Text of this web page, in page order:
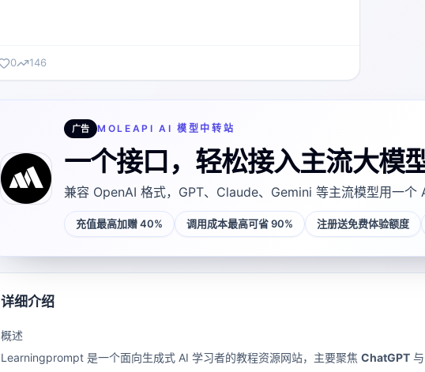
0 146
广告 MOLEAPI AI 模型中转站
一个接口，轻松接入主流大模型
兼容 OpenAI 格式，GPT、Claude、Gemini 等主流模型用一个
充值最高加赠 40% 调用成本最高可省 90% 注册送免费体验额度
详细介绍
概述
Learningprompt 是一个面向生成式 AI 学习者的教程资源网站，主要聚焦 ChatGPT 与